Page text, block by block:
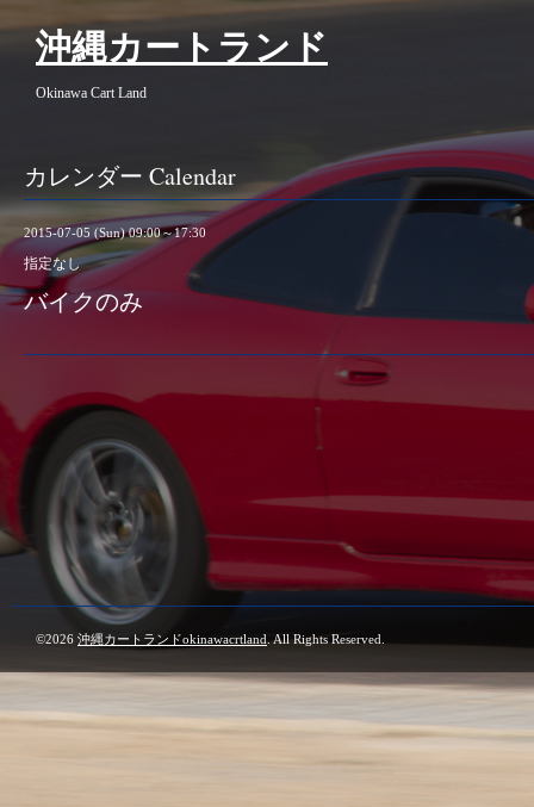
沖縄カートランド
Okinawa Cart Land
カレンダー Calendar
2015-07-05 (Sun) 09:00～17:30
指定なし
バイクのみ
©2026 沖縄カートランドokinawacrtland . All Rights Reserved.